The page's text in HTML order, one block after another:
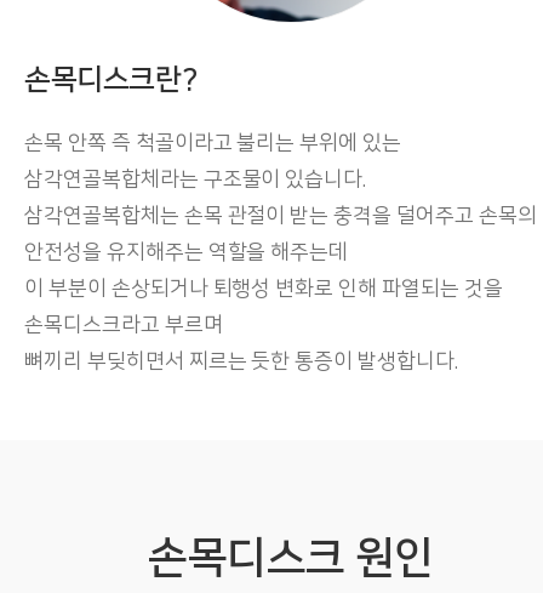
손목디스크란?
손목 안쪽 즉 척골이라고 불리는 부위에 있는
삼각연골복합체라는 구조물이 있습니다.
삼각연골복합체는 손목 관절이 받는 충격을 덜어주고 손목의
안전성을 유지해주는 역할을 해주는데
이 부분이 손상되거나 퇴행성 변화로 인해 파열되는 것을
손목디스크라고 부르며
뼈끼리 부딪히면서 찌르는 듯한 통증이 발생합니다.
손목디스크 원인